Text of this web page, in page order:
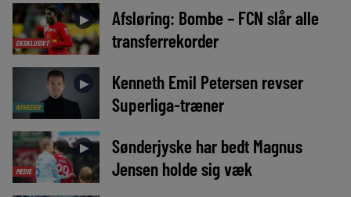
EKSKLUSIVT
►
Afsløring: Bombe – FCN slår alle
transferrekorder
NYHEDER
►
Kenneth Emil Petersen revser
Superliga-træner
MEDIE
►
Sønderjyske har bedt Magnus
Jensen holde sig væk